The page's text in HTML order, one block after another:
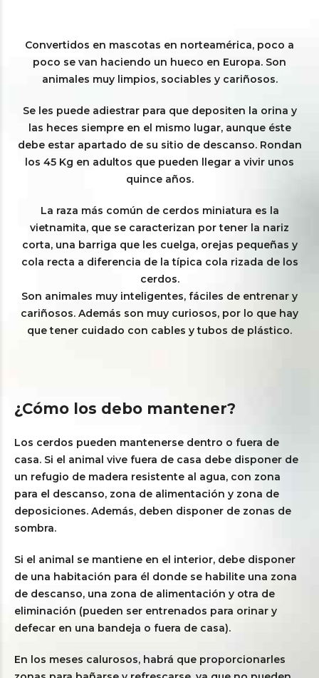
Convertidos en mascotas en norteamérica, poco a
poco se van haciendo un hueco en Europa. Son
animales muy limpios, sociables y cariñosos.
Se les puede adiestrar para que depositen la orina y
las heces siempre en el mismo lugar, aunque éste
debe estar apartado de su sitio de descanso. Rondan
los 45 Kg en adultos que pueden llegar a vivir unos
quince años.
La raza más común de cerdos miniatura es la
vietnamita, que se caracterizan por tener la nariz
corta, una barriga que les cuelga, orejas pequeñas y
cola recta a diferencia de la típica cola rizada de los
cerdos.
Son animales muy inteligentes, fáciles de entrenar y
cariñosos. Además son muy curiosos, por lo que hay
que tener cuidado con cables y tubos de plástico.
¿Cómo los debo mantener?
Los cerdos pueden mantenerse dentro o fuera de
casa. Si el animal vive fuera de casa debe disponer de
un refugio de madera resistente al agua, con zona
para el descanso, zona de alimentación y zona de
deposiciones. Además, deben disponer de zonas de
sombra.
Si el animal se mantiene en el interior, debe disponer
de una habitación para él donde se habilite una zona
de descanso, una zona de alimentación y otra de
eliminación (pueden ser entrenados para orinar y
defecar en una bandeja o fuera de casa).
En los meses calurosos, habrá que proporcionarles